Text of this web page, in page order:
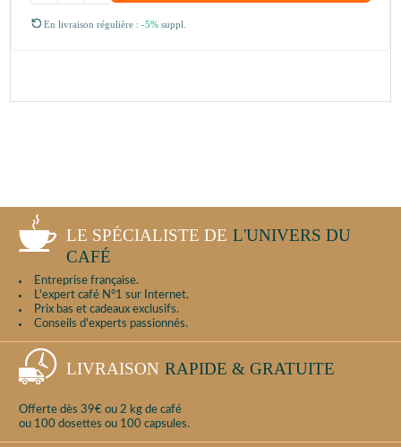
En livraison régulière : -5% suppl.
LE SPÉCIALISTE DE L'UNIVERS DU
CAFÉ
Entreprise française.
L'expert café N°1 sur Internet.
Prix bas et cadeaux exclusifs.
Conseils d'experts passionnés.
LIVRAISON RAPIDE & GRATUITE
Offerte dès 39€ ou 2 kg de café
ou 100 dosettes ou 100 capsules.